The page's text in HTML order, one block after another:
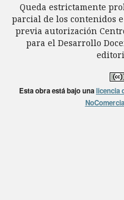
Queda estrictamente
parcial de los contenidos
previa autorización
para el Desarrollo
Esta obra está bajo unalicencia